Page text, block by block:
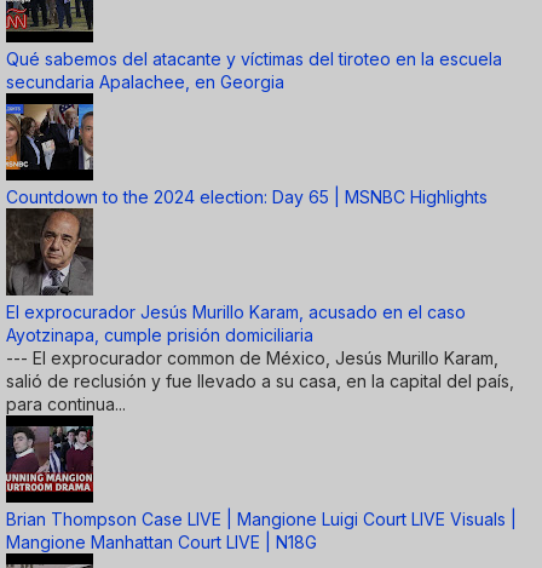
Qué sabemos del atacante y víctimas del tiroteo en la escuela
secundaria Apalachee, en Georgia
Countdown to the 2024 election: Day 65 | MSNBC Highlights
El exprocurador Jesús Murillo Karam, acusado en el caso
Ayotzinapa, cumple prisión domiciliaria
--- El exprocurador common de México, Jesús Murillo Karam,
salió de reclusión y fue llevado a su casa, en la capital del país,
para continua...
Brian Thompson Case LIVE | Mangione Luigi Court LIVE Visuals |
Mangione Manhattan Court LIVE | N18G